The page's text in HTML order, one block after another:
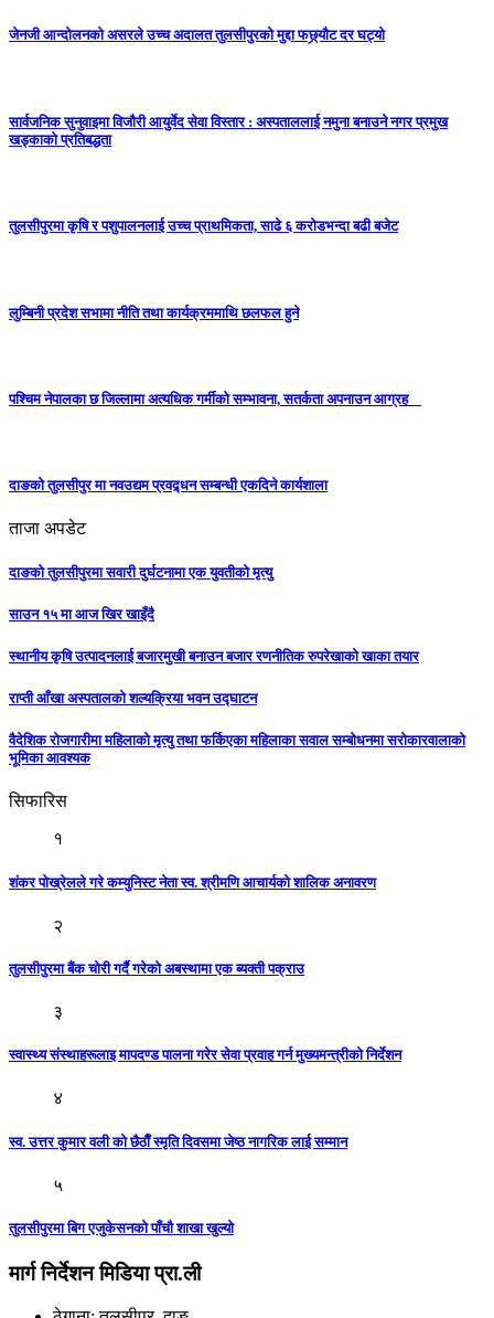
जेनजी आन्दोलनको असरले उच्च अदालत तुलसीपुरको मुद्दा फछ्र्यौट दर घट्यो
सार्वजनिक सुनुवाइमा विजाैरी आयुर्वेद सेवा विस्तार : अस्पताललाई नमुना बनाउने नगर प्रमुख
खड्काकाे प्रतिबद्धता
तुलसीपुरमा कृषि र पशुपालनलाई उच्च प्राथमिकता, साढे ६ करोडभन्दा बढी बजेट
लुम्बिनी प्रदेश सभामा नीति तथा कार्यक्रममाथि छलफल हुने
पश्चिम नेपालका छ जिल्लामा अत्यधिक गर्मीको सम्भावना, सतर्कता अपनाउन आग्रह
दाङको तुलसीपुर मा नवउद्यम प्रवद्र्धन सम्बन्धी एकदिने कार्यशाला
ताजा अपडेट
दाङको तुलसीपुरमा सवारी दुर्घटनामा एक युवतीको मृत्यु
साउन १५ मा आज खिर खाइँदै
स्थानीय कृषि उत्पादनलाई बजारमुखी बनाउन बजार रणनीतिक रुपरेखाको खाका तयार
राप्ती आँखा अस्पतालको शल्यक्रिया भवन उद्घाटन
वैदेशिक रोजगारीमा महिलाको मृत्यु तथा फर्किएका महिलाका सवाल सम्बोधनमा सरोकारवालाको
भूमिका आवश्यक
सिफारिस
१
शंकर पाेख्रेलले गरे कम्युनिस्ट नेता स्व. श्रीमणि आचार्यको शालिक अनावरण
२
तुलसीपुरमा बैंक चोरी गर्दै गरेको अबस्थामा एक ब्यक्ती पक्राउ
३
स्वास्थ्य संस्थाहरूलाइ मापदण्ड पालना गरेर सेवा प्रवाह गर्न मुख्यमन्त्रीकाे निर्देशन
४
स्व. उत्तर कुमार वली काे छैठाैँ स्मृति दिवसमा जेष्ठ नागरिक लाई सम्मान
५
तुलसीपुरमा बिग एजुकेसनकाे पाँचाै शाखा खुल्याे
मार्ग निर्देशन मिडिया प्रा.ली